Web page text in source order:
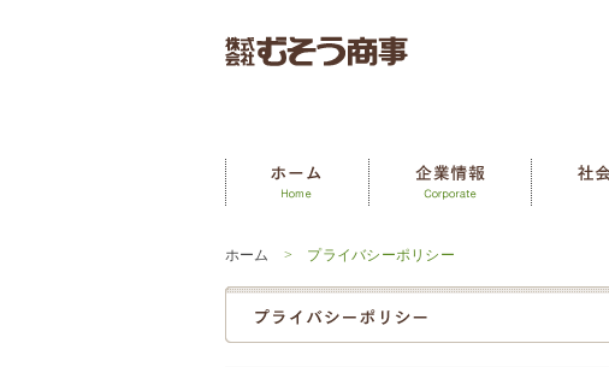
ホーム > プライバシーポリシー